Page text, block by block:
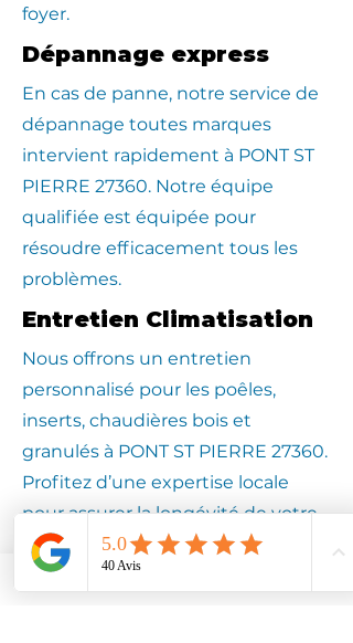
foyer.
Dépannage express
En cas de panne, notre service de
dépannage toutes marques
intervient rapidement à PONT ST
PIERRE 27360. Notre équipe
qualifiée est équipée pour
résoudre efficacement tous les
problèmes.
Entretien Climatisation
Nous offrons un entretien
personnalisé pour les poêles,
inserts, chaudières bois et
granulés à PONT ST PIERRE 27360.
Profitez d’une expertise locale
pour assurer la longévité de votre
équipement.